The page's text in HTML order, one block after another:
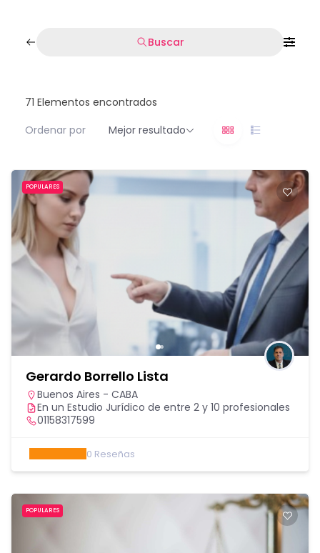
Buscar
71 Elementos encontrados
Ordenar por
Mejor resultado
POPULARES
Gerardo Borrello Lista
Buenos Aires - CABA
En un Estudio Jurídico de entre 2 y 10 profesionales
01158317599
0 Reseñas
POPULARES